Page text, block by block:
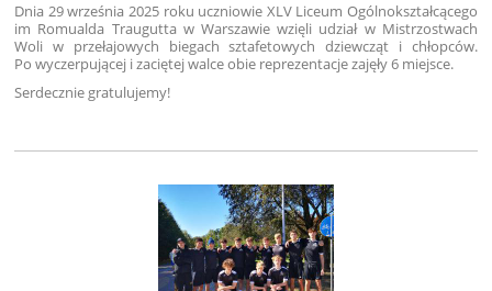
Dnia 29 września 2025 roku uczniowie XLV Liceum Ogólnokształcącego
im Romualda Traugutta w Warszawie wzięli udział w Mistrzostwach
Woli w przełajowych biegach sztafetowych dziewcząt i chłopców.
Po wyczerpującej i zaciętej walce obie reprezentacje zajęły 6 miejsce.
Serdecznie gratulujemy!